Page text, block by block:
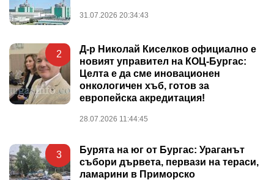
31.07.2026 20:34:43
2
Д-р Николай Киселков официално е
новият управител на КОЦ-Бургас:
Целта е да сме иновационен
онкологичен хъб, готов за
европейска акредитация!
28.07.2026 11:44:45
3
Бурята на юг от Бургас: Ураганът
събори дървета, первази на тераси,
ламарини в Приморско